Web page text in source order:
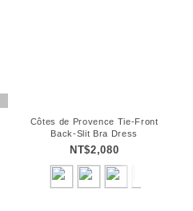
Côtes de Provence Tie-Front
Back-Slit Bra Dress
NT$2,080